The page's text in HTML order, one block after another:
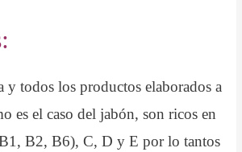
y todos los productos elaborados a
es el caso del jabón, son ricos en
B2, B6), C, D y E por lo tantos